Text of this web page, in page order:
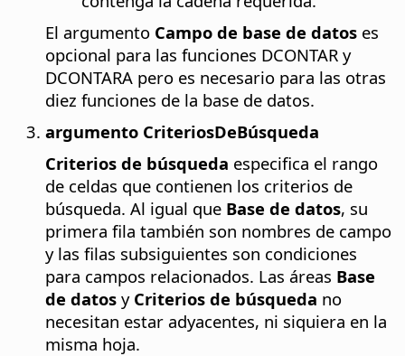
El argumento Campo de base de datos es
opcional para las funciones DCONTAR y
DCONTARA pero es necesario para las otras
diez funciones de la base de datos.
argumento CriteriosDeBúsqueda
Criterios de búsqueda especifica el rango
de celdas que contienen los criterios de
búsqueda. Al igual que Base de datos, su
primera fila también son nombres de campo
y las filas subsiguientes son condiciones
para campos relacionados. Las áreas Base
de datos y Criterios de búsqueda no
necesitan estar adyacentes, ni siquiera en la
misma hoja.